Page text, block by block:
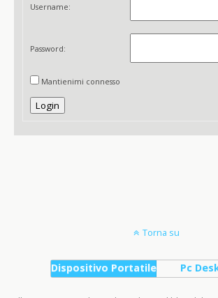
Username:
Password:
Mantienimi connesso
Login
Torna su
Dispositivo Portatile Pc